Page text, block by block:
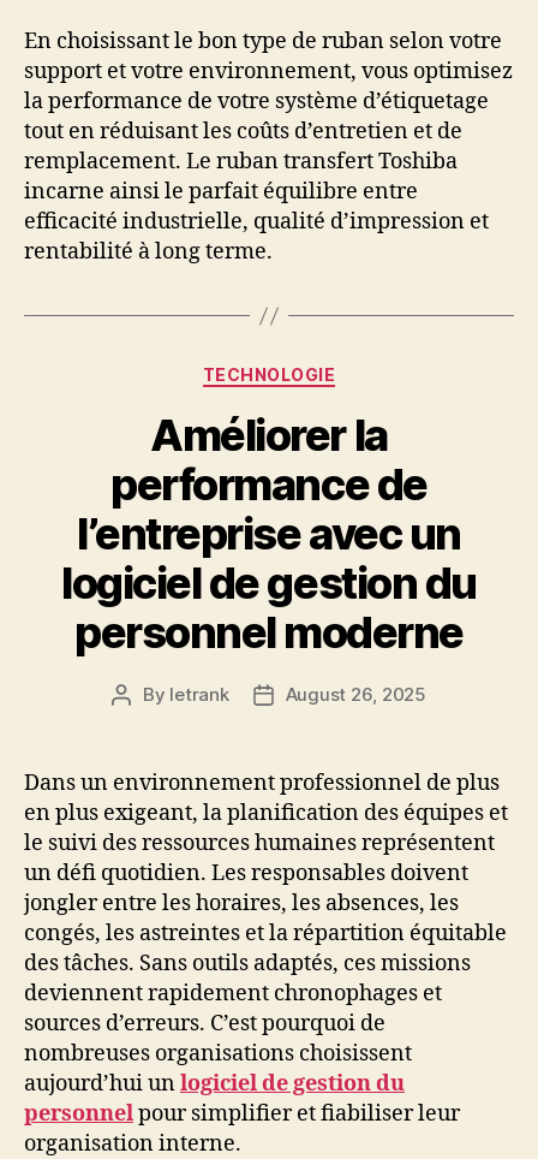
En choisissant le bon type de ruban selon votre
support et votre environnement, vous optimisez
la performance de votre système d’étiquetage
tout en réduisant les coûts d’entretien et de
remplacement. Le ruban transfert Toshiba
incarne ainsi le parfait équilibre entre
efficacité industrielle, qualité d’impression et
rentabilité à long terme.
Categories
TECHNOLOGIE
Améliorer la
performance de
l’entreprise avec un
logiciel de gestion du
personnel moderne
Post
By letrank
PostAugust 26, 2025
Dans un environnement professionnel de plus
en plus exigeant, la planification des équipes et
le suivi des ressources humaines représentent
un défi quotidien. Les responsables doivent
jongler entre les horaires, les absences, les
congés, les astreintes et la répartition équitable
des tâches. Sans outils adaptés, ces missions
deviennent rapidement chronophages et
sources d’erreurs. C’est pourquoi de
nombreuses organisations choisissent
aujourd’hui unlogiciel de gestion du
personnelpour simplifier et fiabiliser leur
organisation interne.